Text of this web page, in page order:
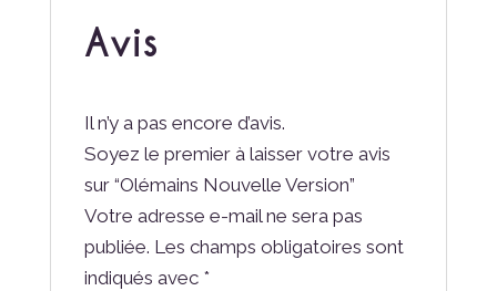
Avis
Il n’y a pas encore d’avis.
Soyez le premier à laisser votre avis
sur “Olémains Nouvelle Version”
Votre adresse e-mail ne sera pas
publiée. Les champs obligatoires sont
indiqués avec *